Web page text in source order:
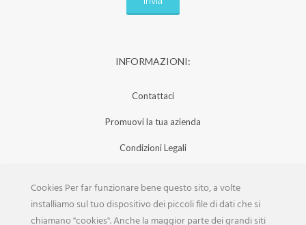
INFORMAZIONI:
Contattaci
Promuovi la tua azienda
Condizioni Legali
Iscrizione Aziende
Cookies Per far funzionare bene questo sito, a volte
installiamo sul tuo dispositivo dei piccoli file di dati che si
chiamano "cookies". Anche la maggior parte dei grandi siti